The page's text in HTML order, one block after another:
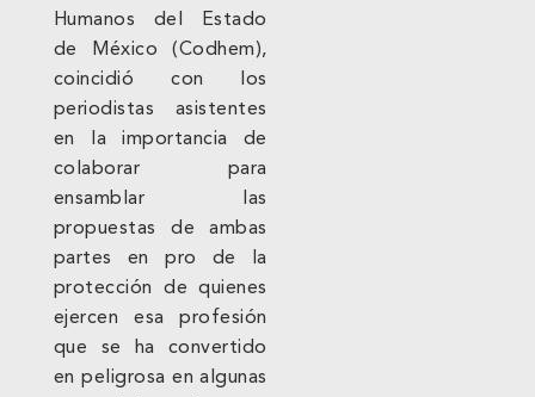
Humanos del Estado
de México (Codhem),
coincidió con los
periodistas asistentes
en la importancia de
colaborar para
ensamblar las
propuestas de ambas
partes en pro de la
protección de quienes
ejercen esa profesión
que se ha convertido
en peligrosa en algunas